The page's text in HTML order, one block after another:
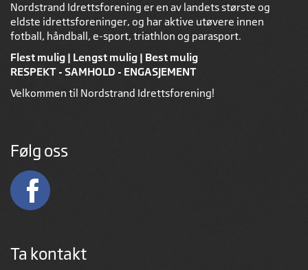
Nordstrand Idrettsforening er en av landets største og
eldste idrettsforeninger, og har aktive utøvere innen
fotball, håndball, e-sport, triathlon og parasport.
Flest mulig | Lengst mulig | Best mulig
RESPEKT - SAMHOLD - ENGASJEMENT
Velkommen til Nordstrand Idrettsforening!
Følg oss
Ta kontakt